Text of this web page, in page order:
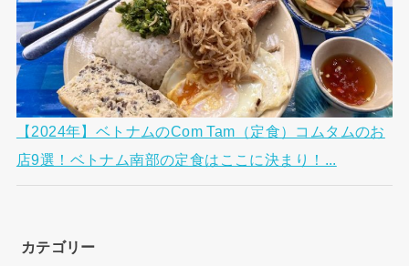
【2024年】ベトナムのCom Tam（定食）コムタムのお
店9選！ベトナム南部の定食はここに決まり！...
カテゴリー